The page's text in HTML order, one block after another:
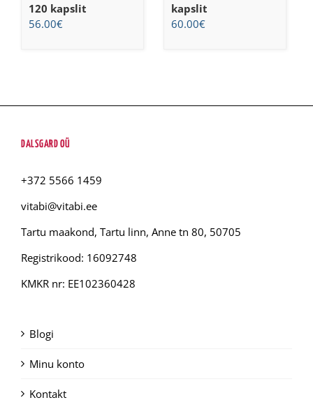
120 kapslit
56.00€
kapslit
60.00€
DALSGARD OÜ
+372 5566 1459
vitabi@vitabi.ee
Tartu maakond, Tartu linn, Anne tn 80, 50705
Registrikood: 16092748
KMKR nr: EE102360428
Blogi
Minu konto
Kontakt